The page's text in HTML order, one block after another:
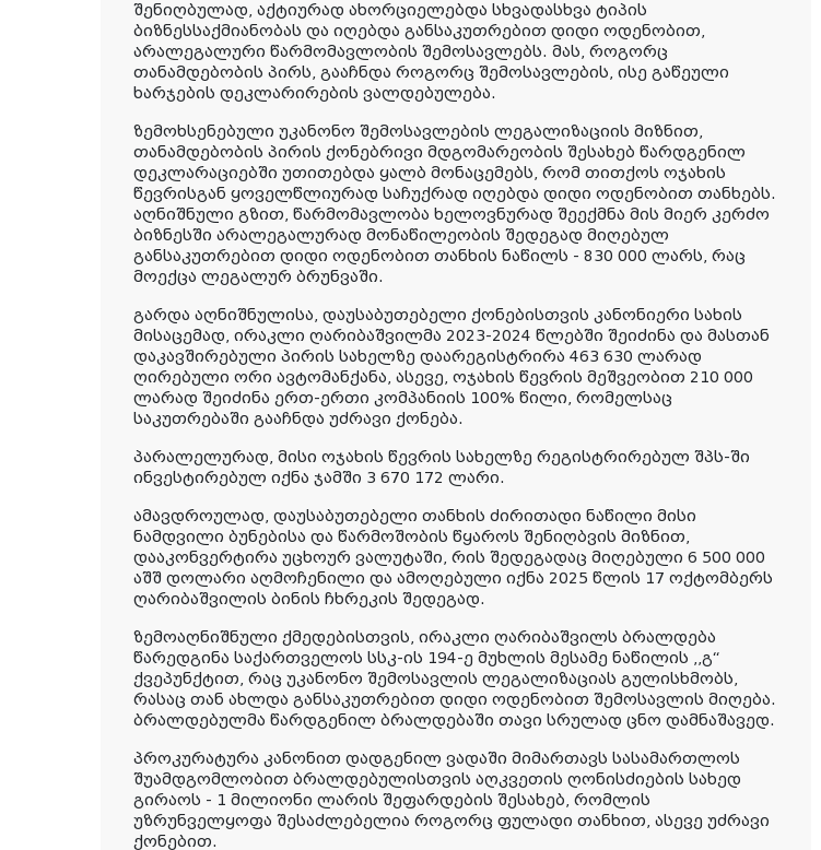
შენიღბულად, აქტიურად ახორციელებდა სხვადასხვა ტიპის
ბიზნესსაქმიანობას და იღებდა განსაკუთრებით დიდი ოდენობით,
არალეგალური წარმომავლობის შემოსავლებს. მას, როგორც
თანამდებობის პირს, გააჩნდა როგორც შემოსავლების, ისე გაწეული
ხარჯების დეკლარირების ვალდებულება.
ზემოხსენებული უკანონო შემოსავლების ლეგალიზაციის მიზნით,
თანამდებობის პირის ქონებრივი მდგომარეობის შესახებ წარდგენილ
დეკლარაციებში უთითებდა ყალბ მონაცემებს, რომ თითქოს ოჯახის
წევრისგან ყოველწლიურად საჩუქრად იღებდა დიდი ოდენობით თანხებს.
აღნიშნული გზით, წარმომავლობა ხელოვნურად შეექმნა მის მიერ კერძო
ბიზნესში არალეგალურად მონაწილეობის შედეგად მიღებულ
განსაკუთრებით დიდი ოდენობით თანხის ნაწილს - 830 000 ლარს, რაც
მოექცა ლეგალურ ბრუნვაში.
გარდა აღნიშნულისა, დაუსაბუთებელი ქონებისთვის კანონიერი სახის
მისაცემად, ირაკლი ღარიბაშვილმა 2023-2024 წლებში შეიძინა და მასთან
დაკავშირებული პირის სახელზე დაარეგისტრირა 463 630 ლარად
ღირებული ორი ავტომანქანა, ასევე, ოჯახის წევრის მეშვეობით 210 000
ლარად შეიძინა ერთ-ერთი კომპანიის 100% წილი, რომელსაც
საკუთრებაში გააჩნდა უძრავი ქონება.
პარალელურად, მისი ოჯახის წევრის სახელზე რეგისტრირებულ შპს-ში
ინვესტირებულ იქნა ჯამში 3 670 172 ლარი.
ამავდროულად, დაუსაბუთებელი თანხის ძირითადი ნაწილი მისი
ნამდვილი ბუნებისა და წარმოშობის წყაროს შენიღბვის მიზნით,
დააკონვერტირა უცხოურ ვალუტაში, რის შედეგადაც მიღებული 6 500 000
აშშ დოლარი აღმოჩენილი და ამოღებული იქნა 2025 წლის 17 ოქტომბერს
ღარიბაშვილის ბინის ჩხრეკის შედეგად.
ზემოაღნიშნული ქმედებისთვის, ირაკლი ღარიბაშვილს ბრალდება
წარედგინა საქართველოს სსკ-ის 194-ე მუხლის მესამე ნაწილის ,,გ“
ქვეპუნქტით, რაც უკანონო შემოსავლის ლეგალიზაციას გულისხმობს,
რასაც თან ახლდა განსაკუთრებით დიდი ოდენობით შემოსავლის მიღება.
ბრალდებულმა წარდგენილ ბრალდებაში თავი სრულად ცნო დამნაშავედ.
პროკურატურა კანონით დადგენილ ვადაში მიმართავს სასამართლოს
შუამდგომლობით ბრალდებულისთვის აღკვეთის ღონისძიების სახედ
გირაოს - 1 მილიონი ლარის შეფარდების შესახებ, რომლის
უზრუნველყოფა შესაძლებელია როგორც ფულადი თანხით, ასევე უძრავი
ქონებით.